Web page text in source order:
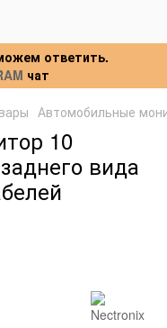
ответить.
чат
Автомобильные
10
вида